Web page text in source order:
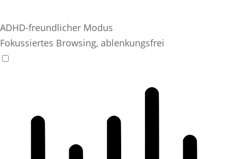
ADHD-freundlicher Modus
Fokussiertes Browsing, ablenkungsfrei